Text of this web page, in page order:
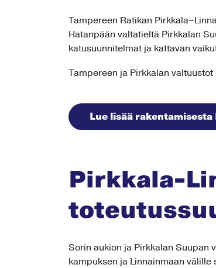
Tampereen Ratikan
Hatanpään valtatieltä Pirkkalan
katusuunnitelmat ja kattavan
Tampereen ja Pirkkalan
Lue lisää
Pirkkala-
Sorin aukion ja Pirkkalan Suupan
kampuksen ja Linnainmaan